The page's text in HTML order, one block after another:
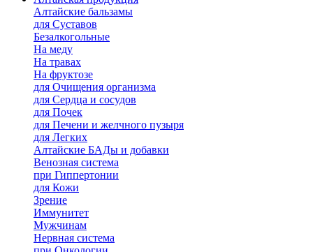
Алтайские бальзамы
для Суставов
Безалкогольные
На меду
На травах
На фруктозе
для Очищения организма
для Сердца и сосудов
для Почек
для Печени и желчного пузыря
для Легких
Алтайские БАДы и добавки
Венозная система
при Гиппертонии
для Кожи
Зрение
Иммунитет
Мужчинам
Нервная система